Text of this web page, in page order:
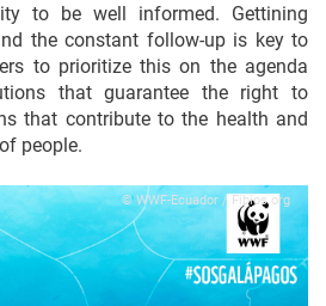
to be well informed. Gettining
the constant follow-up is key to
to prioritize this on the agenda
that guarantee the right to
that contribute to the health and
people.
© WWF-Ecuador / Fibios.org